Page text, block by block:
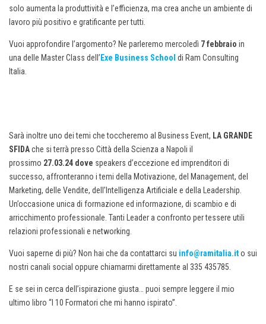
solo aumenta la produttività e l’efficienza, ma crea anche un ambiente di
lavoro più positivo e gratificante per tutti.
Vuoi approfondire l’argomento? Ne parleremo mercoledì 7 febbraio in
una delle Master Class dell’ Exe Business School di Ram Consulting
Italia.
Sarà inoltre uno dei temi che toccheremo al Business Event, LA GRANDE
SFIDAche si terrà presso Città della Scienza a Napoli il
prossimo 27.03.24 dove speakers d’eccezione ed imprenditori di
successo, affronteranno i temi della Motivazione, del Management, del
Marketing, delle Vendite, dell’Intelligenza Artificiale e della Leadership.
Un’occasione unica di formazione ed informazione, di scambio e di
arricchimento professionale. Tanti Leader a confronto per tessere utili
relazioni professionali e networking.
Vuoi saperne di più? Non hai che da contattarci su info@ramitalia.ito sui
nostri canali social oppure chiamarmi direttamente al 335 435785.
E se sei in cerca dell’ispirazione giusta… puoi sempre leggere il mio
ultimo libro “I 10 Formatori che mi hanno ispirato”.